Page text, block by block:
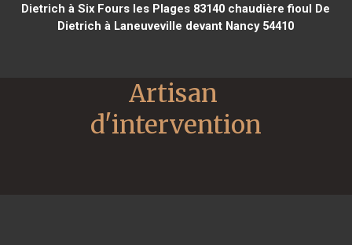
Dietrich à Six Fours les Plages 83140 chaudière fioul De
Dietrich à Laneuveville devant Nancy 54410
Artisan
d'intervention